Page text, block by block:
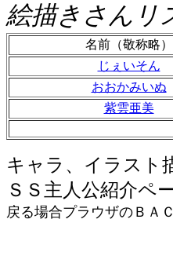
絵描きさんリ
名前（敬称略）
じぇいそん
おおかみいぬ
紫雲亜美
キャラ、イラスト
ＳＳ主人公紹介ペ
戻る場合プラウザのＢＡ